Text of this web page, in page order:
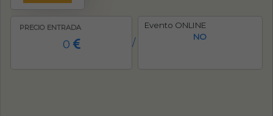
PRECIO ENTRADA
0 /
Evento ONLINE
NO